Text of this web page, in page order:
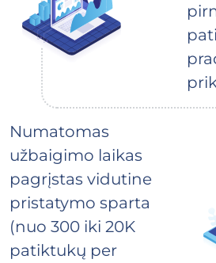
Numatomas
užbaigimo laikas
pagrįstas vidutine
pristatymo sparta
(nuo 300 iki 20K
patiktukų per